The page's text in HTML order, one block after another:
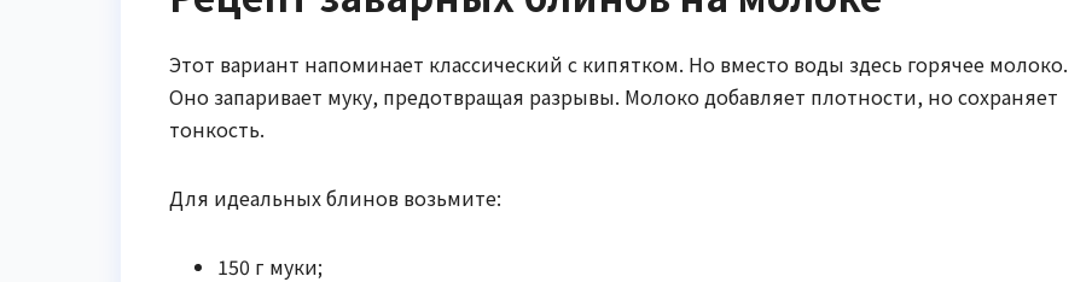
Этот вариант напоминает классический с кипятком. Но вместо воды здесь горячее молоко.
Оно запаривает муку, предотвращая разрывы. Молоко добавляет плотности, но сохраняет
тонкость.
Для идеальных блинов возьмите:
150 г муки;